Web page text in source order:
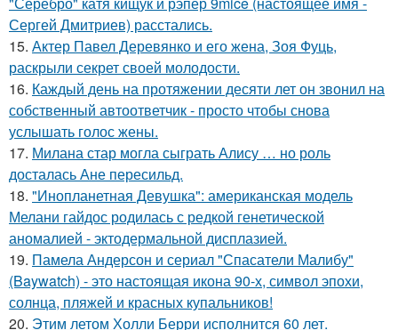
Сергей Дмитриев) расстались.
15. Актер Павел Деревянко и его жена, Зоя Фуць,
раскрыли секрет своей молодости.
16. Каждый день на протяжении десяти лет он звонил на
собственный автоответчик - просто чтобы снова
услышать голос жены.
17. Милана стар могла сыграть Алису … но роль
досталась Ане пересильд.
18. "Инопланетная Девушка": американская модель
Мелани гайдос родилась с редкой генетической
аномалией - эктодермальной дисплазией.
19. Памела Андерсон и сериал "Спасатели Малибу"
(Baywatch) - это настоящая икона 90-х, символ эпохи,
солнца, пляжей и красных купальников!
20. Этим летом Холли Берри исполнится 60 лет.